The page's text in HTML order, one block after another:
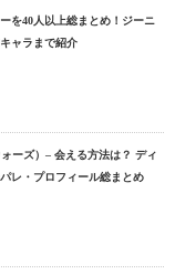
を40人以上総まとめ！ジーニ
ャラまで紹介
ーズ）– 会える方法は？ ディ
レ・プロフィール総まとめ